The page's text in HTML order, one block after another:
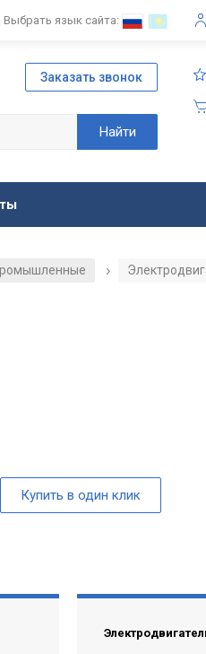
Выбрать язык сайта:
/